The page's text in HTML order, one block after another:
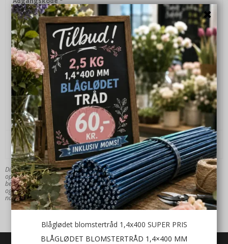
Bekræft adgangskode
Tilmeld dig vores nyhedsbrev
Bliv opdateret med specielle tilbud og nye produkter. Du kan
afmelde dig når du ønsker det.
Jeg vil gerne tilmeldes nyhedsbrevet
Godkend
Dine personlige data vil hjælpe os med at oprette en konto og give dig en god
oplevelse på vores website. Ved at have en konto hos os, kan du hurtigere
bestille varer og du kan se dine tidligere ordrer. Vi lover at passe på dine data
og holde dem sikret. Hvis du ønsker at slette din konto, kan dette nemt gøres
når du er logget ind.
Blåglødet blomstertråd 1,4x400 SUPER PRIS
BLÅGLØDET BLOMSTERTRÅD 1,4×400 MM